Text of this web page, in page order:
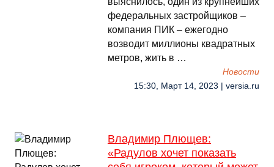
федеральных застройщиков –
компания ПИК – ежегодно
возводит миллионы квадратных
метров, жить в …
Новости
15:30, Март 14, 2023 | versia.ru
Владимир Плющев:
«Радулов хочет показать